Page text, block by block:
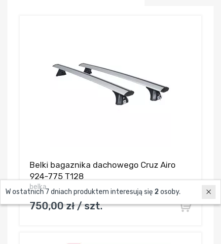
Belki bagaznika dachowego Cruz Airo
924-775 T128
belka
750,00 zł / szt.
W ostatnich 7 dniach produktem interesują się 2 osoby.